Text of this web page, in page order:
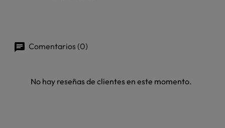
Comentarios (0)
No hay reseñas de clientes en este momento.